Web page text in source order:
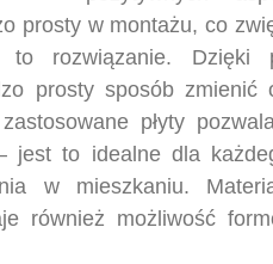
prosty w montażu, co
to rozwiązanie. Dzięki
prosty sposób zmienić
płyty
jest to idealne dla
w mieszkaniu.
również możliwość